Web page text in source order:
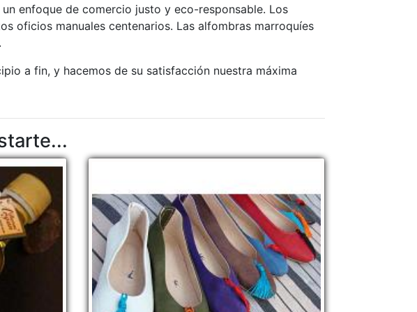
enfoque de comercio justo y eco-responsable. Los
oficios manuales centenarios. Las alfombras marroquíes
a fin, y hacemos de su satisfacción nuestra máxima